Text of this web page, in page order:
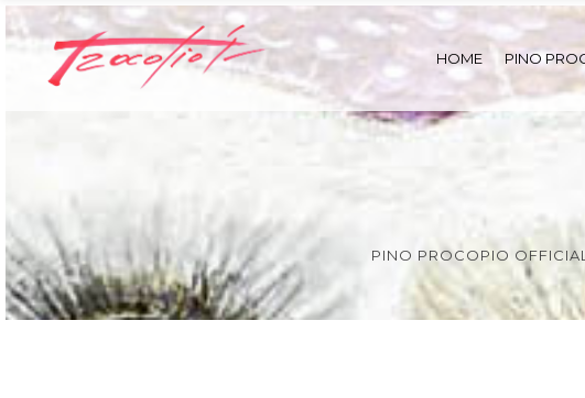
HOME PINO
PINO PROCOPIO OFFICIAL